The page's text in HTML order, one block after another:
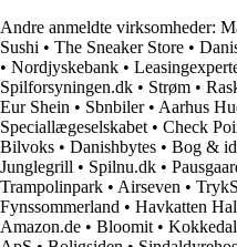
Andre anmeldte virksomheder:
Sushi • The Sneaker Store •
• Nordjyskebank •
Spilforsyningen.dk • Strøm •
Eur Shein • Sbnbiler• Aarhus
Speciallægeselskabet • Check
Bilvoks • Danishbytes • Bog &
Junglegrill • Spilnu.dk •
Trampolinpark • Airseven •
Fynssommerland • Havkatten
Amazon.de • Bloomit •